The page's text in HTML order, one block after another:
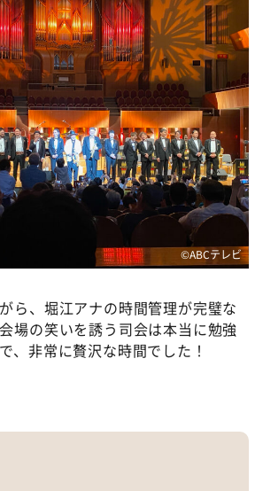
©️ABCテレビ
ら、堀江アナの時間管理が完璧な
場の笑いを誘う司会は本当に勉強
、非常に贅沢な時間でした！